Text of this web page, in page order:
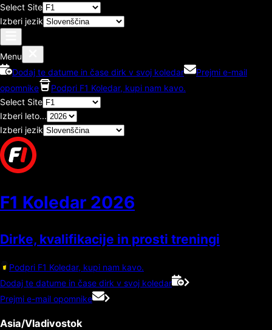
Select Site
Izberi jezik
Menu
Dodaj te datume in čase dirk v svoj koledar
Prejmi e-mail
opomnike
Podpri F1 Koledar, kupi nam kavo.
Select Site
Izberi leto...
Izberi jezik
F1 Koledar 2026
Dirke, kvalifikacije in prosti treningi
Podpri F1 Koledar, kupi nam kavo.
Dodaj te datume in čase dirk v svoj koledar
Prejmi e-mail opomnike
Asia/Vladivostok